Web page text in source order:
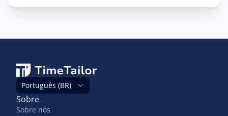
Português (BR)
Sobre
Sobre nós